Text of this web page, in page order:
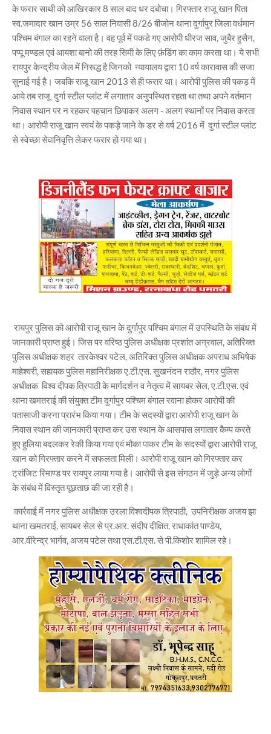
के फरार साथी को आखिरकार 8 साल बाद धर दबोचा। गिरफ्तार राजू खान पिता
स्व.जमादार खान उम्र 56 साल निवासी 8/26 बीजोन थाना दुर्गापुर जिला वर्धमान
पश्चिम बंगाल का रहने वाला है। वह पूर्व में पकडे गए आरोपी धीरज साव, जुबैर हुसैन,
पप्पू मण्डल एवं आयशा बानो की तरह सिमी के लिए फ़ंडिंग का काम करता था। ये सभी
रायपुर केन्द्रीय जेल में निरूद्ध है जिनको न्यायालय द्वारा 10 वर्ष कारावास की सजा
सुनाई गई है। जबकि राजू खान 2013 से ही फरार था। आरोपी पुलिस की पकड़ में
आये तब राजू दुर्गा स्टील प्लांट में लगातार अनुपस्थित रहता था तथा अपने वर्तमान
निवास स्थान पर न रहकर पहचान छिपाकर अलग - अलग स्थानों पर निवास करता
था। आरोपी राजू खान स्वयं के पकड़े जाने के डर से वर्ष 2016 में दुर्गा स्टील प्लांट
से स्वेच्छा सेवानिवृत्ति लेकर फरार हो गया था।
रायपुर पुलिस को आरोपी राजू खान के दुर्गापुर पश्चिम बंगाल में उपस्थिति के संबंध में
जानकारी प्राप्त हुई। जिस पर वरिष्ठ पुलिस अधीक्षक प्रशांत अग्रवाल, अतिरिक्त
पुलिस अधीक्षक शहर तारकेश्वर पटेल, अतिरिक्त पुलिस अधीक्षक अपराध अभिषेक
माहेश्वरी, सहायक पुलिस महानिरीक्षक ए.टी.एस. सुखनंदन राठौर, नगर पुलिस
अधीक्षक विश्व दीपक त्रिपाठी के मार्गदर्शन व नेतृत्व में सायबर सेल, ए.टी.एस. एवं
थाना खमतराई की संयुक्त टीम दुर्गापुर पश्चिम बंगाल रवाना होकर आरोपी की
पतासाजी करना प्रारंभ किया गया। टीम के सदस्यों द्वारा आरोपी राजू खान के
निवास स्थान की जानकारी प्राप्त कर उस स्थान के आसपास लगातार कैम्प करते
हुए हुलिया बदलकर रेकी किया गया एवं मौका पाकर टीम के सदस्यों द्वारा आरोपी राजू
खान को गिरफ्तार करने में सफलता मिली। आरोपी राजू खान को गिरफ्तार कर
ट्रांजिट रिमाण्ड पर रायपुर लाया गया है। आरोपी से इस संगठन में जुड़े अन्य लोगों
के संबंध में विस्तृत पूछताछ की जा रही है।
कार्रवाई में नगर पुलिस अधीक्षक उरला विश्वदीपक त्रिपाठी, उपनिरीक्षक अजय झा
थाना खमतराई, सायबर सेल से प्र.आर. संदीप दीक्षित, राधाकांत पाण्डेय,
आर.वीरेन्द्र भार्गव, अजय पटेल तथा एस.टी.एस. से पी.किशोर शामिल रहे।